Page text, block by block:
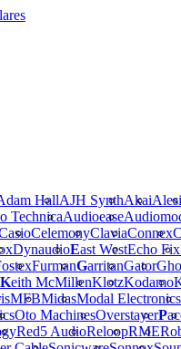
HallAJH SynthAkai
TechnicaAudioease
CelemonyClaviaConnex
DynaudioEast WestEcho Fix
FurmanGarritanGator
Keith McMillenKlotzKodamo
MFBMidasModal Electronics
Oto MachinesOverstayerP
Red5 AudioReloopRME